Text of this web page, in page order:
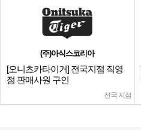
(주)아식스코리아
[오니츠카타이거] 전국지점 직영
점 판매사원 구인
전국 지점